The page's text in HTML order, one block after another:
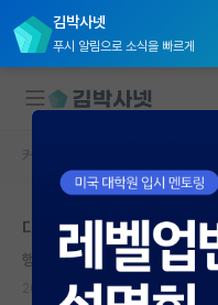
김박사넷
푸시 알림으로 소식을 빠르게
대학원생 모집
국내대학원 정보
연구실&오픈랩
커뮤니티 홈
대학원고민
행복한 찰스 배비지
2024.10.15 0 1131